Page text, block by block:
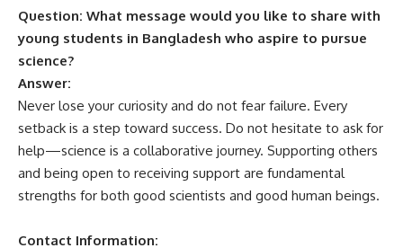
Question: What message would you like to share with
young students in Bangladesh who aspire to pursue
science?
Answer:
Never lose your curiosity and do not fear failure. Every
setback is a step toward success. Do not hesitate to ask for
help—science is a collaborative journey. Supporting others
and being open to receiving support are fundamental
strengths for both good scientists and good human beings.
Contact Information: